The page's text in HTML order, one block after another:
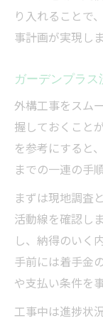
り入れることで
事計画が実現しま
ガーデンプラ
外構工事をスム
握しておくこと
を参考にすると
までの一連の手
まずは現地調査
活動線を確認し
し、納得のいく
手前には着手金
や支払い条件を
工事中は進捗状